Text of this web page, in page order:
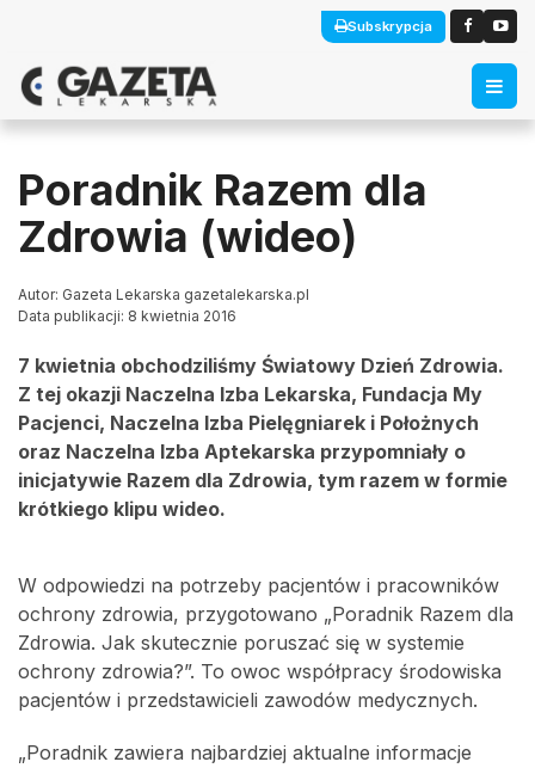
Subskrypcja
Poradnik Razem dla
Zdrowia (wideo)
Autor: Gazeta Lekarska gazetalekarska.pl
Data publikacji: 8 kwietnia 2016
7 kwietnia obchodziliśmy Światowy Dzień Zdrowia.
Z tej okazji Naczelna Izba Lekarska, Fundacja My
Pacjenci, Naczelna Izba Pielęgniarek i Położnych
oraz Naczelna Izba Aptekarska przypomniały o
inicjatywie Razem dla Zdrowia, tym razem w formie
krótkiego klipu wideo.
W odpowiedzi na potrzeby pacjentów i pracowników
ochrony zdrowia, przygotowano „Poradnik Razem dla
Zdrowia. Jak skutecznie poruszać się w systemie
ochrony zdrowia?”. To owoc współpracy środowiska
pacjentów i przedstawicieli zawodów medycznych.
„Poradnik zawiera najbardziej aktualne informacje